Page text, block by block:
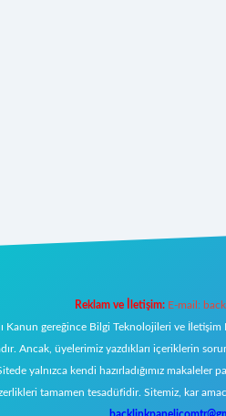
Reklam ve İletişim: E-mail:
Kanun gereğince Bilgi Teknolojileri ve
Ancak, üyelerimiz yazdıkları içeriklerin
yalnızca kendi hazırladığımız
tamamen tesadüfidir. Sitemiz, kar